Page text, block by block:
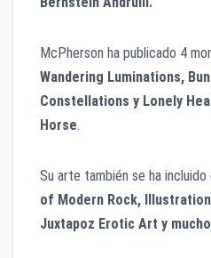
McPherson ha publicado 4
Wandering Luminations,
Constellations y Lonely
Horse.
Su arte también se ha incluido
of Modern Rock,
Juxtapoz Erotic Art y